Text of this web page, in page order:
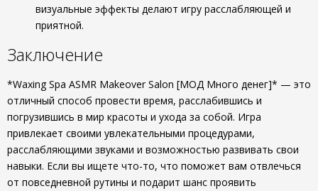
визуальные эффекты делают игру расслабляющей и
приятной.
Заключение
*Waxing Spa ASMR Makeover Salon [МОД Много денег]* — это
отличный способ провести время, расслабившись и
погрузившись в мир красоты и ухода за собой. Игра
привлекает своими увлекательными процедурами,
расслабляющими звуками и возможностью развивать свои
навыки. Если вы ищете что-то, что поможет вам отвлечься
от повседневной рутины и подарит шанс проявить